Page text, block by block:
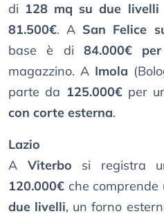
di 128 mq su due livelli
81.500€. A San Felice
base è di 84.000€
magazzino. A Imola
parte da 125.000€per
con corte esterna.
Lazio
A Viterbo si registra
120.000€ che comprende
due livelli, un forno